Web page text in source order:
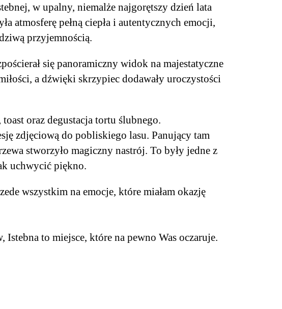
w upalny, niemalże najgorętszy dzień lata
atmosferę pełną ciepła i autentycznych emocji,
przyjemnością.
się panoramiczny widok na majestatyczne
a dźwięki skrzypiec dodawały uroczystości
oraz degustacja tortu ślubnego.
zdjęciową do pobliskiego lasu. Panujący tam
stworzyło magiczny nastrój. To były jedne z
uchwycić piękno.
wszystkim na emocje, które miałam okazję
to miejsce, które na pewno Was oczaruje.